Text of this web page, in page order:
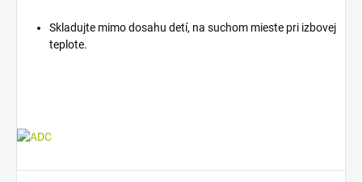
Skladujte mimo dosahu detí, na suchom mieste pri izbovej
teplote.